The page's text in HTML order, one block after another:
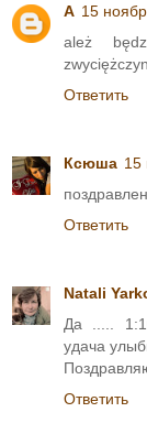
A 15
ależ
Ответить
Ксюша 15
Ответить
Natali
Да .....
удача
Ответить